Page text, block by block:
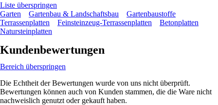
Liste überspringen
Garten
Gartenbau & Landschaftsbau
Gartenbaustoffe
Terrassenplatten
Feinsteinzeug-Terrassenplatten
Betonplatten
Natursteinplatten
Kundenbewertungen
Bereich überspringen
Die Echtheit der Bewertungen wurde von uns nicht überprüft.
Bewertungen können auch von Kunden stammen, die die Ware nicht
nachweislich genutzt oder gekauft haben.